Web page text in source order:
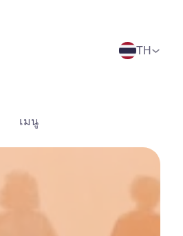
TH
เมนู